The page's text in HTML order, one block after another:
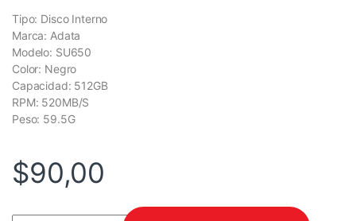
Tipo: Disco Interno
Marca: Adata
Modelo: SU650
Color: Negro
Capacidad: 512GB
RPM: 520MB/S
Peso: 59.5G
$90,00